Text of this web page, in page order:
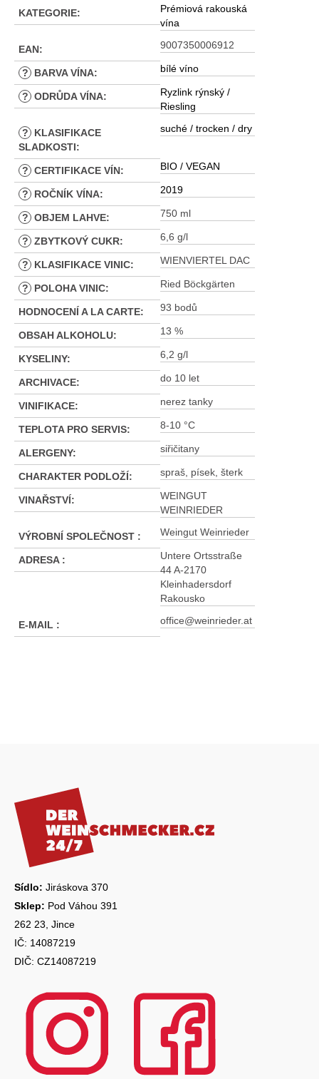
KATEGORIE:
Prémiová rakouská
vína
EAN: 9007350006912
? BARVA VÍNA: bílé víno
? ODRŮDA VÍNA:
Ryzlink rýnský /
Riesling
?
KLASIFIKACE
SLADKOSTI:
suché / trocken / dry
? CERTIFIKACE VÍN: BIO / VEGAN
? ROČNÍK VÍNA: 2019
? OBJEM LAHVE: 750 ml
? ZBYTKOVÝ CUKR: 6,6 g/l
? KLASIFIKACE VINIC: WIENVIERTEL DAC
? POLOHA VINIC: Ried Böckgärten
HODNOCENÍ A LA CARTE: 93 bodů
OBSAH ALKOHOLU: 13 %
KYSELINY: 6,2 g/l
ARCHIVACE: do 10 let
VINIFIKACE: nerez tanky
TEPLOTA PRO SERVIS: 8-10 °C
ALERGENY: siřičitany
CHARAKTER PODLOŽÍ: spraš, písek, šterk
VINAŘSTVÍ:
WEINGUT
WEINRIEDER
VÝROBNÍ SPOLEČNOST : Weingut Weinrieder
ADRESA :
Untere Ortsstraße
44 A-2170
Kleinhadersdorf
Rakousko
E-MAIL : office@weinrieder.at
Sídlo: Jiráskova 370
Sklep: Pod Váhou 391
262 23, Jince
IČ: 14087219
DIČ: CZ14087219